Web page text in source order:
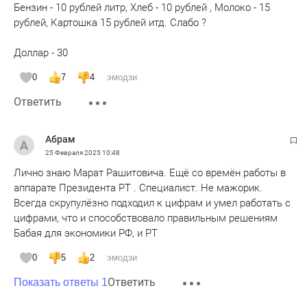
Бензин - 10 рублей литр, Хлеб - 10 рублей , Молоко - 15
рублей, Картошка 15 рублей итд. Слабо ?
Доллар - 30
0 7 4 эмодзи
Ответить
Абрам
25 Февраля 202510:48
Лично знаю Марат Рашитовича. Ещё со времён работы в
аппарате Президента РТ . Специалист. Не мажорик.
Всегда скрупулёзно подходил к цифрам и умел работать с
цифрами, что и способствовало правильным решениям
Бабая для экономики РФ, и РТ
0 5 2 эмодзи
Показать ответы 1Ответить